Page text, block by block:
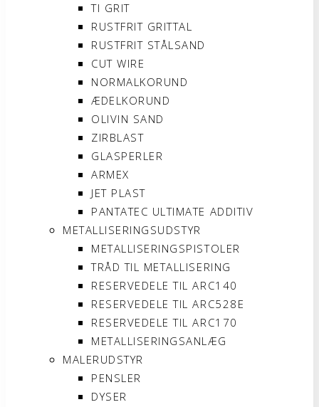
TI GRIT
RUSTFRIT GRITTAL
RUSTFRIT STÅLSAND
CUT WIRE
NORMALKORUND
ÆDELKORUND
OLIVIN SAND
ZIRBLAST
GLASPERLER
ARMEX
JET PLAST
PANTATEC ULTIMATE ADDITIV
METALLISERINGSUDSTYR
METALLISERINGSPISTOLER
TRÅD TIL METALLISERING
RESERVEDELE TIL ARC140
RESERVEDELE TIL ARC528E
RESERVEDELE TIL ARC170
METALLISERINGSANLÆG
MALERUDSTYR
PENSLER
DYSER